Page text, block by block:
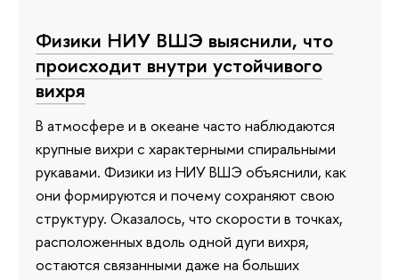
Физики НИУ ВШЭ выяснили, что
происходит внутри устойчивого
вихря
В атмосфере и в океане часто наблюдаются
крупные вихри с характерными спиральными
рукавами. Физики из НИУ ВШЭ объяснили, как
они формируются и почему сохраняют свою
структуру. Оказалось, что скорости в точках,
расположенных вдоль одной дуги вихря,
остаются связанными даже на больших